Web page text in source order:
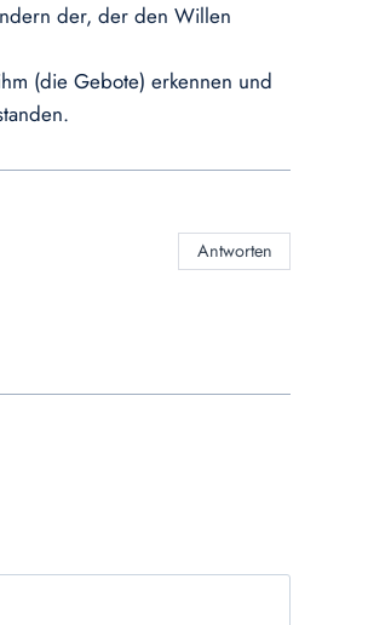
der, der den Willen
(die Gebote) erkennen und
Antworten